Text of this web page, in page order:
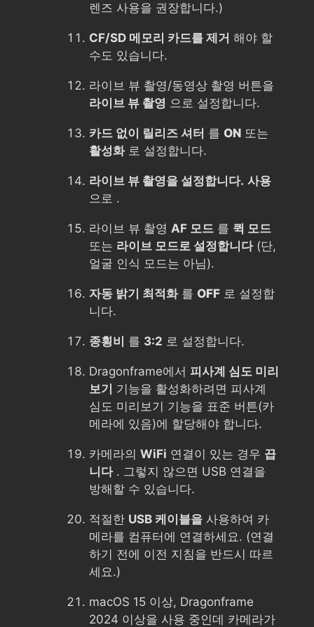
렌즈 사용을 권장합니다.)
CF/SD 메모리 카드를 제거 해야 할
수도 있습니다.
라이브 뷰 촬영/동영상 촬영 버튼을
라이브 뷰 촬영 으로 설정합니다.
카드 없이 릴리즈 셔터 를 ON 또는
활성화로 설정합니다.
라이브 뷰 촬영을 설정합니다. 사용
으로 .
라이브 뷰 촬영 AF 모드 를 퀵 모드
또는 라이브 모드로 설정합니다(단,
얼굴 인식 모드는 아님).
자동 밝기 최적화를 OFF 로 설정합
니다.
종횡비 를 3:2 로 설정합니다.
Dragonframe에서 피사계 심도 미리
보기 기능을 활성화하려면 피사계
심도 미리보기 기능을 표준 버튼(카
메라에 있음)에 할당해야 합니다.
카메라의 WiFi 연결이 있는 경우 끕
니다. 그렇지 않으면 USB 연결을
방해할 수 있습니다.
적절한 USB 케이블을 사용하여 카
메라를 컴퓨터에 연결하세요. (연결
하기 전에 이전 지침을 반드시 따르
세요.)
macOS 15 이상, Dragonframe
2024 이상을 사용 중인데 카메라가